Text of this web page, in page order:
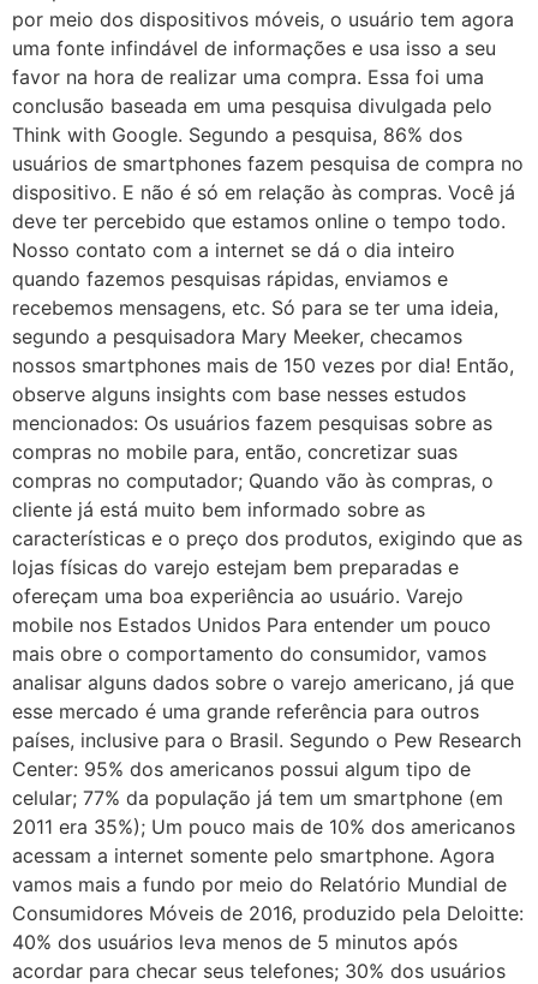
por meio dos dispositivos móveis, o usuário tem agora
uma fonte infindável de informações e usa isso a seu
favor na hora de realizar uma compra. Essa foi uma
conclusão baseada em uma pesquisa divulgada pelo
Think with Google. Segundo a pesquisa, 86% dos
usuários de smartphones fazem pesquisa de compra no
dispositivo. E não é só em relação às compras. Você já
deve ter percebido que estamos online o tempo todo.
Nosso contato com a internet se dá o dia inteiro
quando fazemos pesquisas rápidas, enviamos e
recebemos mensagens, etc. Só para se ter uma ideia,
segundo a pesquisadora Mary Meeker, checamos
nossos smartphones mais de 150 vezes por dia! Então,
observe alguns insights com base nesses estudos
mencionados: Os usuários fazem pesquisas sobre as
compras no mobile para, então, concretizar suas
compras no computador; Quando vão às compras, o
cliente já está muito bem informado sobre as
características e o preço dos produtos, exigindo que as
lojas físicas do varejo estejam bem preparadas e
ofereçam uma boa experiência ao usuário. Varejo
mobile nos Estados Unidos Para entender um pouco
mais obre o comportamento do consumidor, vamos
analisar alguns dados sobre o varejo americano, já que
esse mercado é uma grande referência para outros
países, inclusive para o Brasil. Segundo o Pew Research
Center: 95% dos americanos possui algum tipo de
celular; 77% da população já tem um smartphone (em
2011 era 35%); Um pouco mais de 10% dos americanos
acessam a internet somente pelo smartphone. Agora
vamos mais a fundo por meio do Relatório Mundial de
Consumidores Móveis de 2016, produzido pela Deloitte:
40% dos usuários leva menos de 5 minutos após
acordar para checar seus telefones; 30% dos usuários